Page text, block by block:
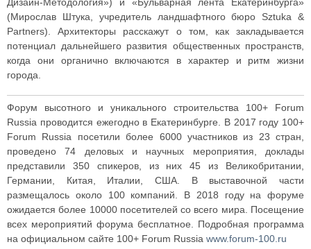
Дизайн-Методология») и «Бульварная лента Екатеринбурга»
(Мирослав Штука, учредитель ландшафтного бюро Sztuka &
Partners). Архитекторы расскажут о том, как закладывается
потенциал дальнейшего развития общественных пространств,
когда они органично включаются в характер и ритм жизни
города.
Форум высотного и уникального строительства 100+ Forum
Russia проводится ежегодно в Екатеринбурге. В 2017 году 100+
Forum Russia посетили более 6000 участников из 23 стран,
проведено 74 деловых и научных мероприятия, доклады
представили 350 спикеров, из них 45 из Великобритании,
Германии, Китая, Италии, США. В выставочной части
размещалось около 100 компаний. В 2018 году на форуме
ожидается более 10000 посетителей со всего мира. Посещение
всех мероприятий форума бесплатное. Подробная программа
на официальном сайте 100+ Forum Russia www.forum-100.ru